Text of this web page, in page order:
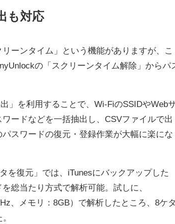
も対応
ーンタイム」という機能がありますが、こ
の「スクリーンタイム解除」からパ
」を利用することで、Wi-FiのSSIDやWeb
ードなどを一括抽出し、CSVファイルで出
スワードの復元・登録作業が大幅に楽にな
を復元」では、iTunesにバックアップした
総当たり方式で解析可能。試しに、
、メモリ：8GB）で解析したところ、8ケタ